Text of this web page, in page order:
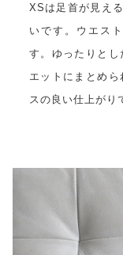
XSは足首が見え
いです。ウエス
す。ゆったりと
エットにまとめ
スの良い仕上がり